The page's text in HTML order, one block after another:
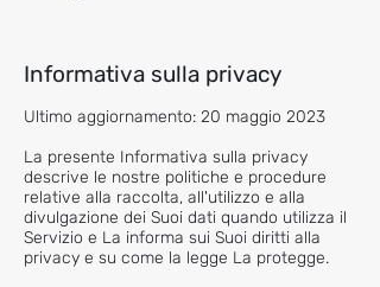
Informativa sulla privacy
Ultimo aggiornamento: 20 maggio 2023
La presente Informativa sulla privacy
descrive le nostre politiche e procedure
relative alla raccolta, all'utilizzo e alla
divulgazione dei Suoi dati quando utilizza il
Servizio e La informa sui Suoi diritti alla
privacy e su come la legge La protegge.